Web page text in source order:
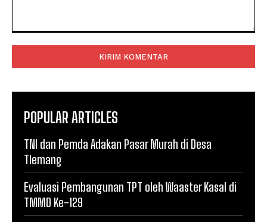
POPULAR ARTICLES
TNI dan Pemda Adakan Pasar Murah di Desa
Tlemang
Evaluasi Pembangunan TPT oleh Waaster Kasal di
TMMD Ke-129